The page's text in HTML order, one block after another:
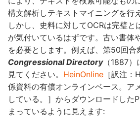
構文解析しテキストマイニングを行
しかし、史料に対してOCRは完璧と
が気付いているはずです。古い書体
を必要とします。例えば、第50回合
Congressional Directory（1887）
見てください。 HeinOnline ［訳注
係資料の有償オンラインベース。ア
している。］からダウンロードした
まっているように見えます: